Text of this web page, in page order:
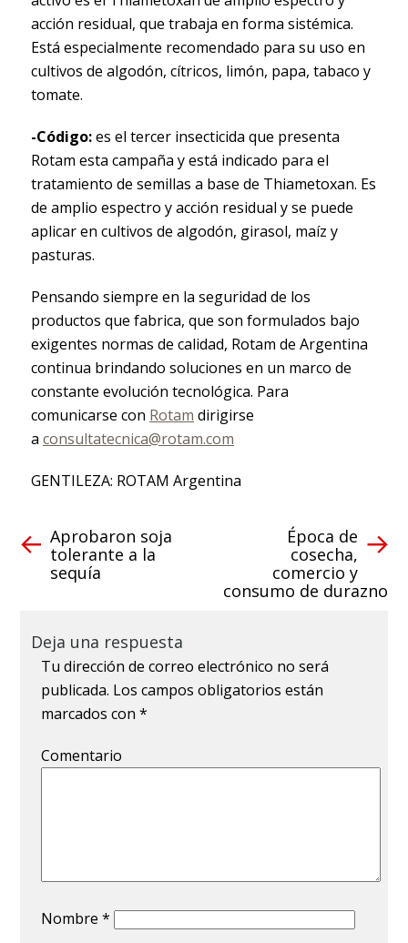
acción residual, que trabaja en forma sistémica.
Está especialmente recomendado para su uso en
cultivos de algodón, cítricos, limón, papa, tabaco y
tomate.
-Código:es el tercer insecticida que presenta
Rotam esta campaña y está indicado para el
tratamiento de semillas a base de Thiametoxan. Es
de amplio espectro y acción residual y se puede
aplicar en cultivos de algodón, girasol, maíz y
pasturas.
Pensando siempre en la seguridad de los
productos que fabrica, que son formulados bajo
exigentes normas de calidad, Rotam de Argentina
continua brindando soluciones en un marco de
constante evolución tecnológica. Para
comunicarse con Rotam dirigirse
a consultatecnica@rotam.com
GENTILEZA: ROTAM Argentina
Aprobaron soja
tolerante a la
sequía
Época de
cosecha,
comercio y
consumo de durazno
Deja una respuesta
Tu dirección de correo electrónico no será
publicada. Los campos obligatorios están
marcados con*
Comentario
Nombre*